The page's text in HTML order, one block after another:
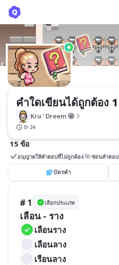
คำใดเขียนได้ถูกต้อง 1
Kru ' Dreem 🤩
24
15 ข้อ
อนุญาตให้คำตอบที่ไม่ถูกต้อง ซ่อนคำตอบ
บัตรคำ
# 1 เลือกประเภท
เลือน - ราง
เลือนราง
เลือนลาง
เรือนลาง